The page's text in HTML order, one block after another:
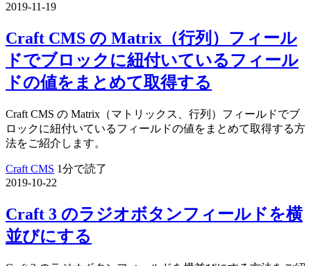
2019-11-19
Craft CMS の Matrix（行列）フィール
ドでブロックに紐付いているフィール
ドの値をまとめて取得する
Craft CMS の Matrix（マトリックス、行列）フィールドでブ
ロックに紐付いているフィールドの値をまとめて取得する方
法をご紹介します。
Craft CMS 1分で読了
2019-10-22
Craft 3 のラジオボタンフィールドを横
並びにする